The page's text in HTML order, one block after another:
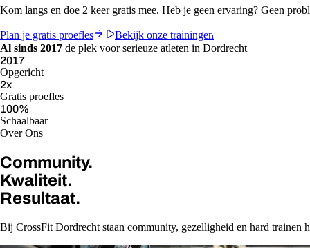
Kom langs en doe 2 keer gratis mee. Heb je geen ervaring? Geen
Plan je gratis proefles
Bekijk onze trainingen
Al sinds 2017 de plek voor serieuze atleten in Dordrecht
2017
Opgericht
2x
Gratis proefles
100%
Schaalbaar
Over Ons
Community.
Kwaliteit.
Resultaat.
Bij CrossFit Dordrecht staan community, gezelligheid en hard trainen